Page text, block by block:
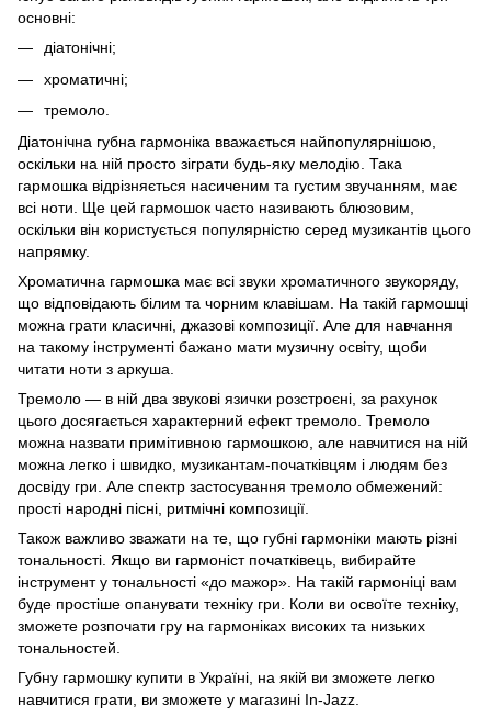
основні:
діатонічні;
хроматичні;
тремоло.
Діатонічна губна гармоніка вважається найпопулярнішою,
оскільки на ній просто зіграти будь-яку мелодію. Така
гармошка відрізняється насиченим та густим звучанням, має
всі ноти. Ще цей гармошок часто називають блюзовим,
оскільки він користується популярністю серед музикантів цього
напрямку.
Хроматична гармошка має всі звуки хроматичного звукоряду,
що відповідають білим та чорним клавішам. На такій гармошці
можна грати класичні, джазові композиції. Але для навчання
на такому інструменті бажано мати музичну освіту, щоби
читати ноти з аркуша.
Тремоло — в ній два звукові язички розстроєні, за рахунок
цього досягається характерний ефект тремоло. Тремоло
можна назвати примітивною гармошкою, але навчитися на ній
можна легко і швидко, музикантам-початківцям і людям без
досвіду гри. Але спектр застосування тремоло обмежений:
прості народні пісні, ритмічні композиції.
Також важливо зважати на те, що губні гармоніки мають різні
тональності. Якщо ви гармоніст початківець, вибирайте
інструмент у тональності «до мажор». На такій гармоніці вам
буде простіше опанувати техніку гри. Коли ви освоїте техніку,
зможете розпочати гру на гармоніках високих та низьких
тональностей.
Губну гармошку купити в Україні, на якій ви зможете легко
навчитися грати, ви зможете у магазині In-Jazz.